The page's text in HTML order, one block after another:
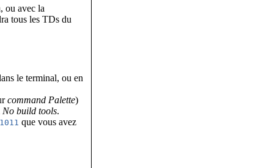
ou avec la
tous les TDs du
le terminal, ou en
command Palette)
No build tools.
que vous avez